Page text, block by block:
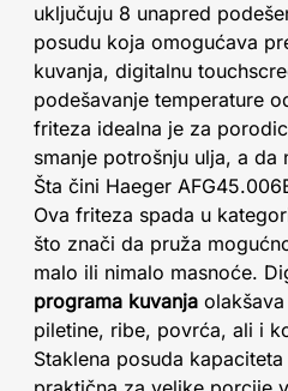
uključuju 8 unapred
posudu koja omogućava
kuvanja, digitalnu
podešavanje temperature
friteza idealna je za
smanje potrošnju ulja, a da
Šta čini Haeger
Ova friteza spada u
što znači da pruža
malo ili nimalo masnoće.
programa kuvanja
piletine, ribe, povrća, ali i
Staklena posuda kapaciteta